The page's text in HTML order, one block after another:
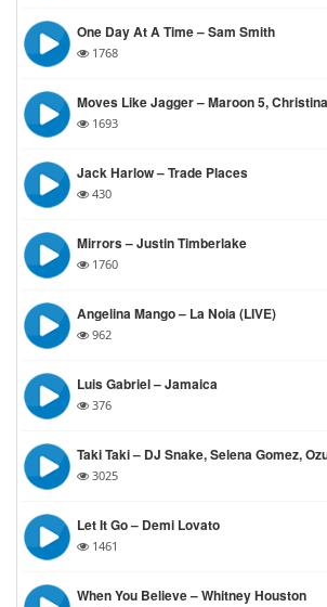
One Day At A Time – Sam Smith
1768
Moves Like Jagger – Maroon 5,
1693
Jack Harlow – Trade Places
430
Mirrors – Justin Timberlake
1760
Angelina Mango – La Noia (LIVE)
962
Luis Gabriel – Jamaica
376
Taki Taki – DJ Snake, Selena Gomez,
3025
Let It Go – Demi Lovato
1461
When You Believe – Whitney Houston